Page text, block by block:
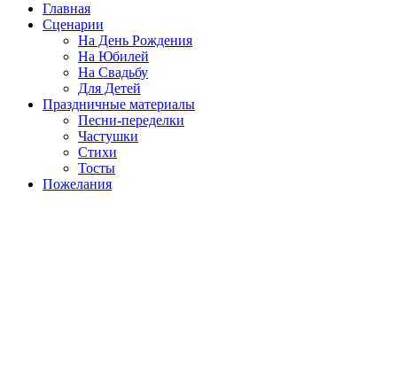
Главная
Сценарии
На День Рождения
На Юбилей
На Свадьбу
Для Детей
Праздничные материалы
Песни-переделки
Частушки
Стихи
Тосты
Пожелания